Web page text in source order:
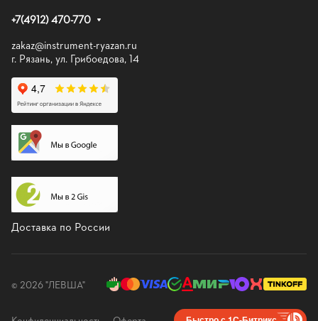
+7(4912) 470-770
zakaz@instrument-ryazan.ru
г. Рязань, ул. Грибоедова, 14
Доставка по России
© 2026 "ЛЕВША"